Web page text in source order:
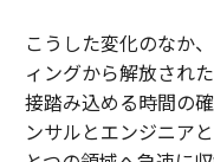
こうした変化のなか
ィングから解放され
接踏み込める時間の
ンサルとエンジニア